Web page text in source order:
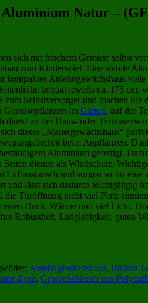
Aluminium Natur –
sich mit frischem Gemüse selbst
zum Kinderspiel. Eine stabile
Anlehngewächshaus viele
beträgt jeweils ca. 175 cm,
Selbstversorger und machen
Gemüsepflanzen im Garten, auf der
an der Haus- oder
dieses „Mauergewächshaus“
beim Anpflanzen.
Aluminium gefertigt.
dienen als Windschutz.
und sorgen so für
und lässt sich dadurch
Türöffnung nicht viel Platz
Dach, Wärme und viel Licht.
Robustheit, Langlebigkeit, guten
Anlehngewächshaus, Balkon-
4 qm, Gewächshäuser aus